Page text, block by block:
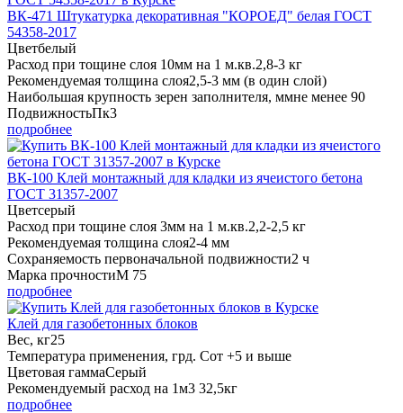
ВК-471 Штукатурка декоративная "КОРОЕД" белая ГОСТ
54358-2017
Цветбелый
Расход при тощине слоя 10мм на 1 м.кв.2,8-3 кг
Рекомендуемая толщина слоя2,5-3 мм (в один слой)
Наибольшая крупность зерен заполнителя, ммне менее 90
ПодвижностьПк3
подробнее
ВК-100 Клей монтажный для кладки из ячеистого бетона
ГОСТ 31357-2007
Цветсерый
Расход при тощине слоя 3мм на 1 м.кв.2,2-2,5 кг
Рекомендуемая толщина слоя2-4 мм
Сохраняемость первоначальной подвижности2 ч
Марка прочностиМ 75
подробнее
Клей для газобетонных блоков
Вес, кг25
Температура применения, грд. Сот +5 и выше
Цветовая гаммаСерый
Рекомендуемый расход на 1м3 32,5кг
подробнее